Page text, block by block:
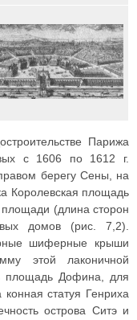
Парижа
с 1606 по 1612 г.
берегу Сены, на
Королевская площадь
(длина сторон
домов (рис. 7,2).
шиферные крыши
этой лаконичной
площадь Дофина, для
статуя Генриха
острова Ситэ и